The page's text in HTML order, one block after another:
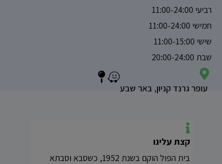
רביעי 11:00-24:00
חמישי 11:00-24:00
שישי 11:00-15:00
שבת 20:00-24:00
עופר גרנד קניון, באר שבע
קצת עלינו
בית הפול הוקם בשנת 1952, כשסבא וסבתא